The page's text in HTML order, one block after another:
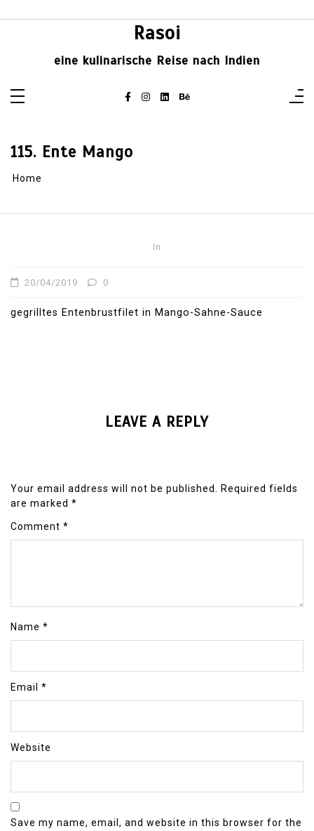
Rasoi
eine kulinarische Reise nach Indien
115. Ente Mango
Home
In
20/04/2019 0
gegrilltes Entenbrustfilet in Mango-Sahne-Sauce
LEAVE A REPLY
Your email address will not be published. Required fields
are marked *
Comment *
Name *
Email *
Website
Save my name, email, and website in this browser for the